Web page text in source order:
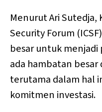
Menurut Ari Sutedja,
Security Forum
besar untuk
ada hambatan
terutama dalam hal
komitmen investasi.